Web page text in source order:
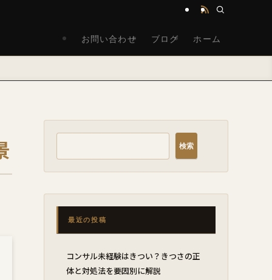
お問い合わせ ブログ ホーム
検索
最近の投稿
コンサル未経験はきつい？きつさの正
体と対処法を要因別に解説